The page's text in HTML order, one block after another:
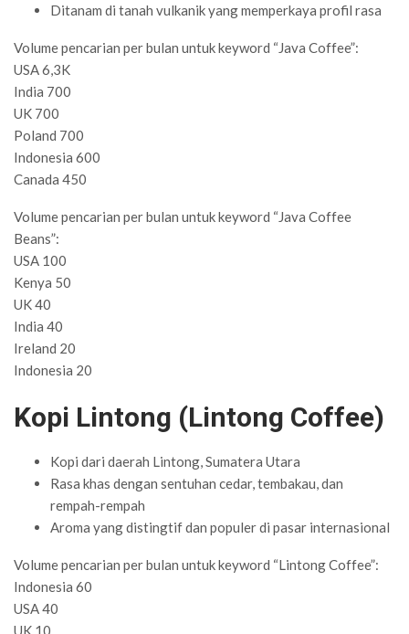
Ditanam di tanah vulkanik yang memperkaya profil rasa
Volume pencarian per bulan untuk keyword “Java Coffee”:
USA 6,3K
India 700
UK 700
Poland 700
Indonesia 600
Canada 450
Volume pencarian per bulan untuk keyword “Java Coffee
Beans”:
USA 100
Kenya 50
UK 40
India 40
Ireland 20
Indonesia 20
Kopi Lintong (Lintong Coffee)
Kopi dari daerah Lintong, Sumatera Utara
Rasa khas dengan sentuhan cedar, tembakau, dan
rempah-rempah
Aroma yang distingtif dan populer di pasar internasional
Volume pencarian per bulan untuk keyword “Lintong Coffee”:
Indonesia 60
USA 40
UK 10